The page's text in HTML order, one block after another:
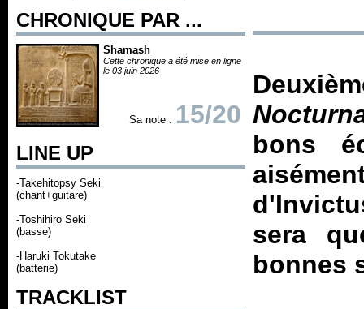
CHRONIQUE PAR ...
Shamash
Cette chronique a été mise en ligne
le 03 juin 2026
Sa note : 15/20
LINE UP
-Takehitopsy Seki
(chant+guitare)
-Toshihiro Seki
(basse)
-Haruki Tokutake
(batterie)
TRACKLIST
bons
sera
bonnes